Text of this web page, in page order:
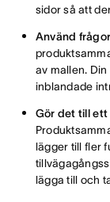
sidor så att
Använd
av mallen.
inblandade
Gör det till
lägger till fler
lägga till och